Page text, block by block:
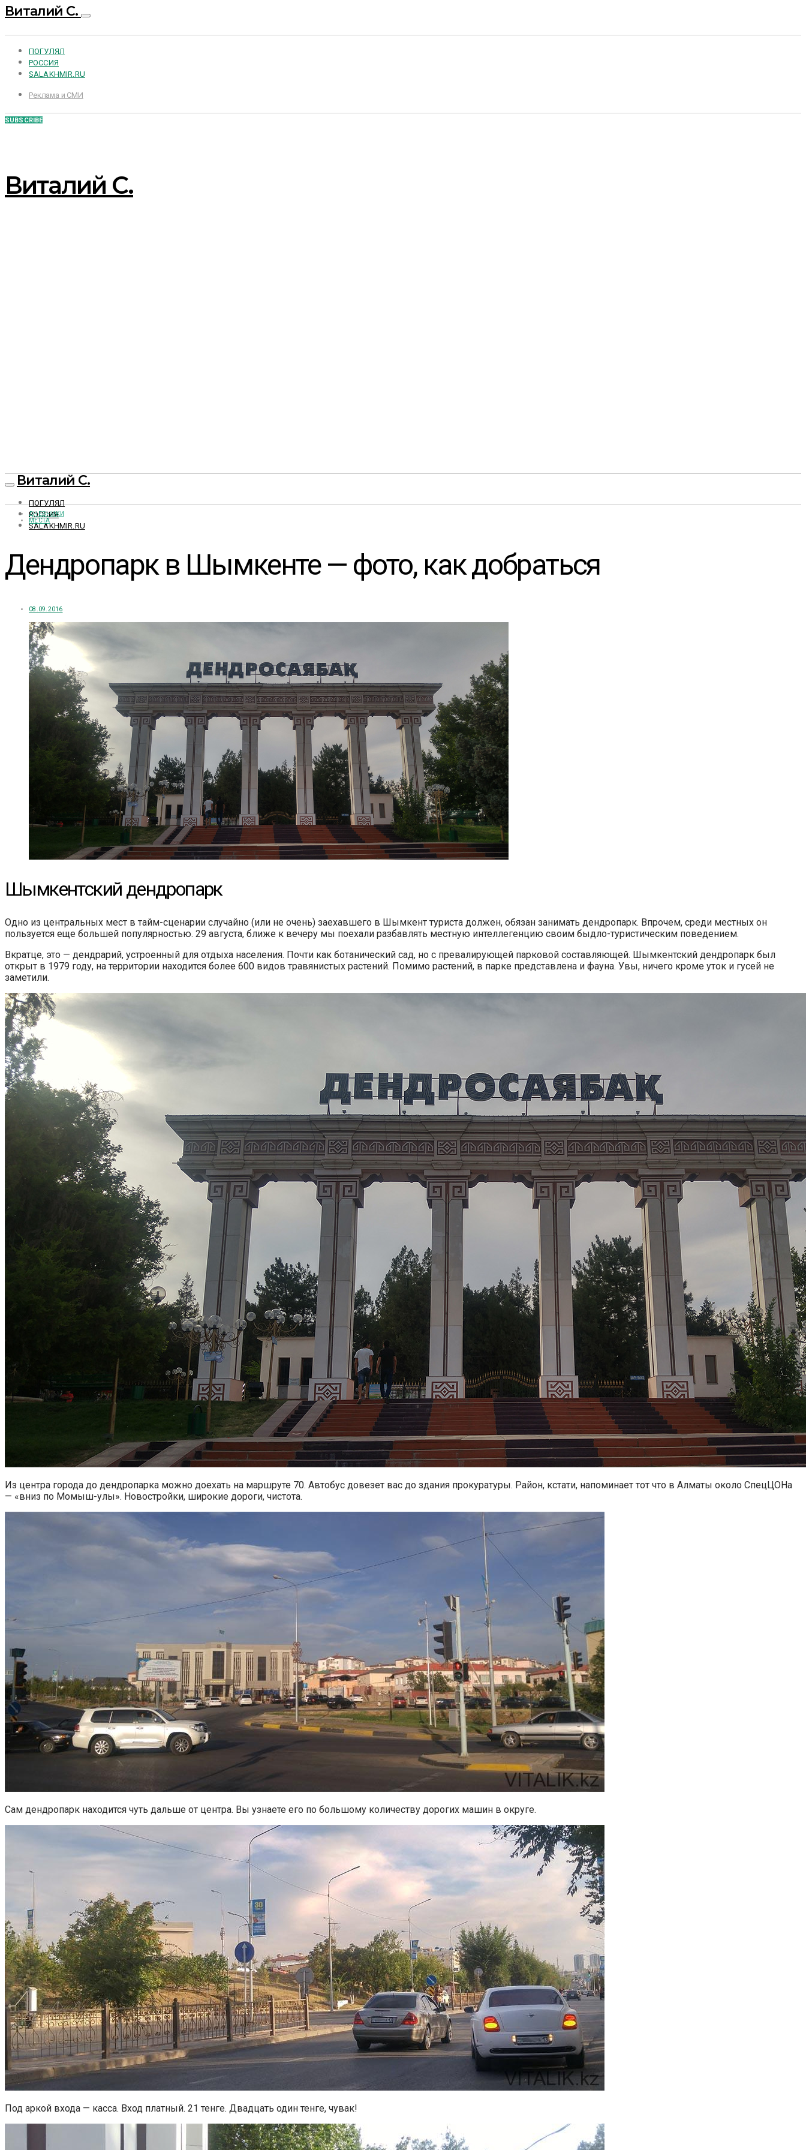
Виталий С.
ПОГУЛЯЛ
РОССИЯ
SALAKHMIR.RU
Реклама и СМИ
SUBSCRIBE
Виталий С.
Виталий С.
ПОГУЛЯЛ
РОССИЯ
SALAKHMIR.RU
ДНЕВНИКИ
МЕСТА
Дендропарк в Шымкенте — фото, как добраться
08.09.2016
Шымкентский дендропарк
Одно из центральных мест в тайм-сценарии случайно (или не очень) заехавшего в Шымкент туриста должен, обязан занимать дендропарк. Впрочем, среди местных он
пользуется еще большей популярностью. 29 августа, ближе к вечеру мы поехали разбавлять местную интеллегенцию своим быдло-туристическим поведением.
Вкратце, это — дендрарий, устроенный для отдыха населения. Почти как ботанический сад, но с превалирующей парковой составляющей. Шымкентский дендропарк был
открыт в 1979 году, на территории находится более 600 видов травянистых растений. Помимо растений, в парке представлена и фауна. Увы, ничего кроме уток и гусей не
заметили.
Из центра города до дендропарка можно доехать на маршруте 70. Автобус довезет вас до здания прокуратуры. Район, кстати, напоминает тот что в Алматы около СпецЦОНа
— «вниз по Момыш-улы». Новостройки, широкие дороги, чистота.
Сам дендропарк находится чуть дальше от центра. Вы узнаете его по большому количеству дорогих машин в округе.
Под аркой входа — касса. Вход платный. 21 тенге. Двадцать один тенге, чувак!